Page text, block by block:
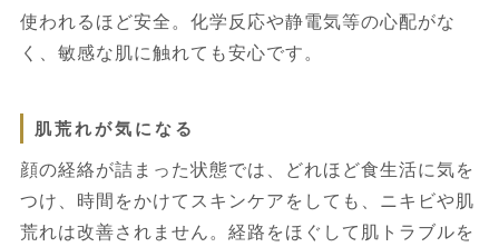
使われるほど安全。化学反応や静電気等の心配がな
く、敏感な肌に触れても安心です。
肌荒れが気になる
顔の経絡が詰まった状態では、どれほど食生活に気を
つけ、時間をかけてスキンケアをしても、ニキビや肌
荒れは改善されません。経路をほぐして肌トラブルを